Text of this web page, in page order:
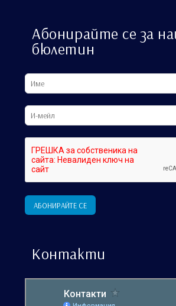
Абонирайте се за
бюлетин
Контакти